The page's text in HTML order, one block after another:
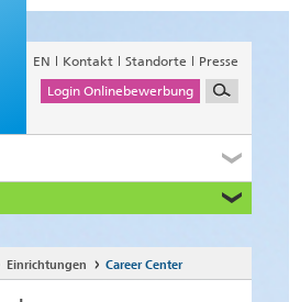
EN Kontakt Standorte
Presse
Login Onlinebewerbung
Institutionen
Einrichtungen Career Center